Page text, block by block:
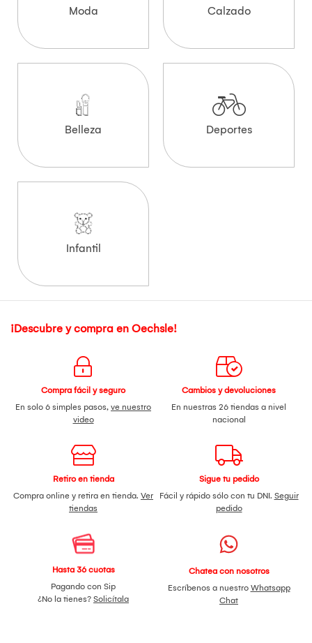
Moda Calzado
Belleza Deportes
Infantil
¡Descubre y compra en Oechsle!
Compra fácil y seguro
En solo 6 simples pasos, ve nuestro
video
Cambios y devoluciones
En nuestras 26 tiendas a nivel
nacional
Retiro en tienda
Compra online y retira en tienda. Ver
tiendas
Sigue tu pedido
Fácil y rápido sólo con tu DNI. Seguir
pedido
Hasta 36 cuotas
Pagando con Sip
¿No la tienes? Solicítala
Chatea con nosotros
Escríbenos a nuestro Whatsapp
Chat